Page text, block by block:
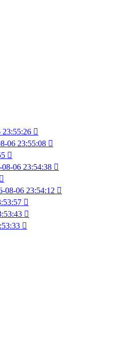
23:55:26 
06 23:55:08 

08-06 23:54:38 

08-06 23:54:12 


